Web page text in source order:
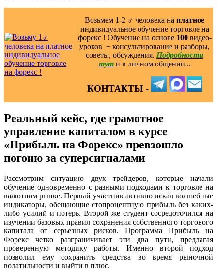
Возьмем 1-2 ‍♂️ человека на платное
индивидуальное обучение торговле на
форекс ! Обучение на основе 100видео-
уроков ️ + консультирование и разборы,
советы, обсуждения. Подробности
тут и в личном общении...
КОНТАКТЫ -
Реальный кейс, где грамотное
управление капиталом в курсе
«Прибыль на Форекс» превзошло
погоню за суперсигналами
Рассмотрим ситуацию двух трейдеров, которые начали
обучение одновременно с разными подходами к торговле на
валютном рынке. Первый участник активно искал волшебные
индикаторы, обещающие стопроцентную прибыль без каких-
либо усилий и потерь. Второй же студент сосредоточился на
изучении базовых правил сохранения собственного торгового
капитала от серьезных рисков. Программа Прибыль на
Форекс четко разграничивает эти два пути, предлагая
проверенную методику работы. Именно второй подход
позволил ему сохранить средства во время рыночной
волатильности и выйти в плюс.